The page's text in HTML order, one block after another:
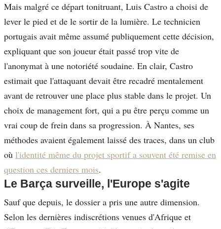
Mais malgré ce départ tonitruant, Luis Castro a choisi de
lever le pied et de le sortir de la lumière. Le technicien
portugais avait même assumé publiquement cette décision,
expliquant que son joueur était passé trop vite de
l'anonymat à une notoriété soudaine. En clair, Castro
estimait que l'attaquant devait être recadré mentalement
avant de retrouver une place plus stable dans le projet. Un
choix de management fort, qui a pu être perçu comme un
vrai coup de frein dans sa progression. À Nantes, ses
méthodes avaient également laissé des traces, dans un club
où l'identité même du projet sportif a souvent été remise en
question ces derniers mois.
Le Barça surveille, l'Europe s'agite
Sauf que depuis, le dossier a pris une autre dimension.
Selon les dernières indiscrétions venues d'Afrique et